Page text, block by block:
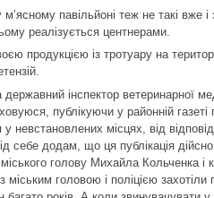
м’ясному павільйоні теж не такі вже
реалізується центнерами.
продукцією із тротуару на
інспектор ветеринарної
публікуючи у районній газеті
невстановлених місцях, від
додам, що ця публікація
голову Михайла Кольченка
головою і поліцією